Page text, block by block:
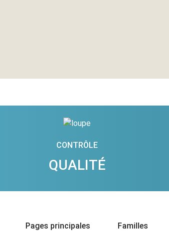
CONTRÔLE
QUALITÉ
Pages principales Familles